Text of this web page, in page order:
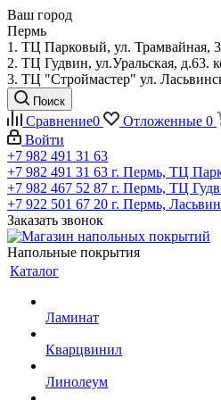
Ваш город
Пермь
1. ТЦ Парковый, ул. Трамвайная,
2. ТЦ Гудвин, ул.Уральская, д.63.
3. ТЦ "Строймастер" ул.
Поиск
Сравнение0 Отложенные 0
Войти
+7 982 491 31 63
+7 982 491 31 63 г. Пермь, ТЦ
+7 982 467 52 87 г. Пермь, ТЦ
+7 922 501 67 20 г. Пермь,
Заказать звонок
Напольные покрытия
Каталог
Ламинат
Кварцвинил
Линолеум